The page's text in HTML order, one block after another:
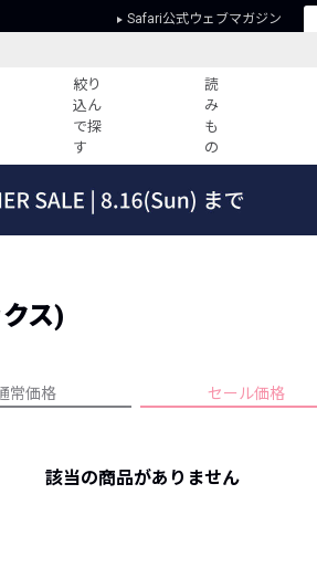
Safari公式ウェブマガジン
絞り
込ん
で探
す
読
み
も
の
ング
プライバシーポリシー
ス)
常価格 セール価格
該当の商品がありません